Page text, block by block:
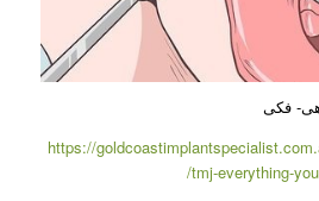
فکی
https://
tmj-everything-